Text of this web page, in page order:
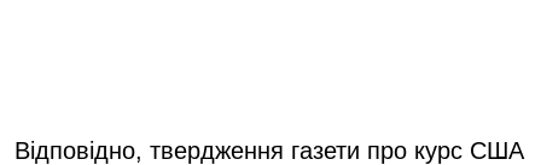
Відповідно, твердження газети про курс США